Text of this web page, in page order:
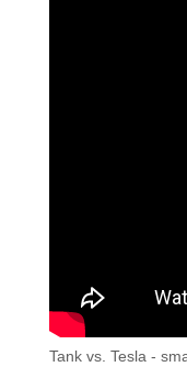
Tank vs. Tesla -